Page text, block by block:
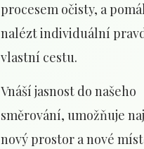
procesem očisty, a
nalézt individuální
vlastní cestu.
Vnáší jasnost do našeho
směrování, umožňuje
nový prostor a nové